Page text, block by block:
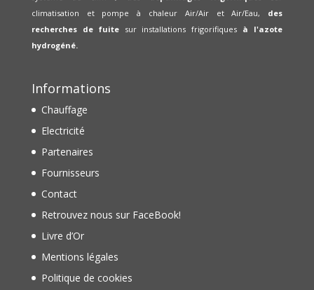
climatisation et pompe à chaleur Air/Air et Air/Eau, des
recherches de fuite sur installations frigorifiques à l'azote
hydrogéné.
Informations
Chauffage
Electricité
Partenaires
Fournisseurs
Contact
Retrouvez nous sur FaceBook!
Livre d’Or
Mentions légales
Politique de cookies